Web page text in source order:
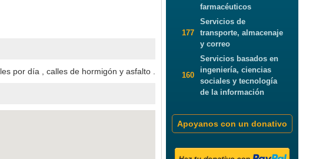
por día , calles de hormigón y asfalto .
farmacéuticos
177
Servicios de
transporte, almacenaje
y correo
160
Servicios basados en
ingeniería, ciencias
sociales y tecnología
de la información
Apoyanos con un donativo